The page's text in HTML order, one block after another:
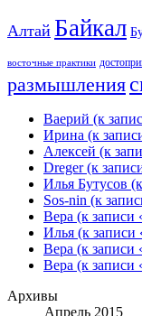
Алтай Байкал
восточные практики
размышления
Ваерий (к
Ирина (к
Алексей (к
Dreger (к
Илья Бутусов
Sos-nin (к
Вера (к
Илья (к
Вера (к
Вера (к
Архивы
Апрель 2015